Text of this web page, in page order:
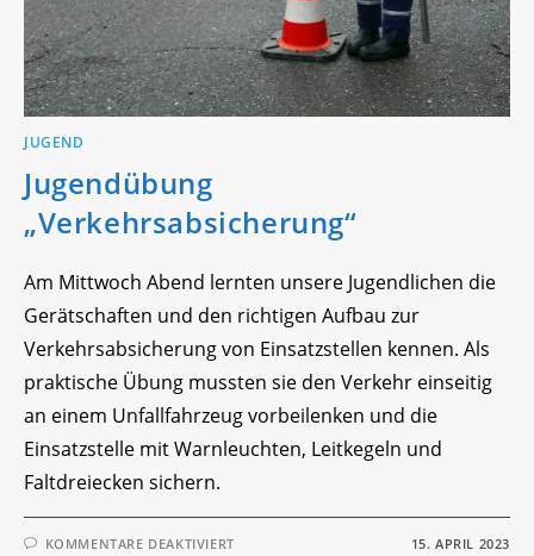
JUGEND
Jugendübung
„Verkehrsabsicherung“
Am Mittwoch Abend lernten unsere Jugendlichen die
Gerätschaften und den richtigen Aufbau zur
Verkehrsabsicherung von Einsatzstellen kennen. Als
praktische Übung mussten sie den Verkehr einseitig
an einem Unfallfahrzeug vorbeilenken und die
Einsatzstelle mit Warnleuchten, Leitkegeln und
Faltdreiecken sichern.
KOMMENTARE DEAKTIVIERTFÜR 15. APRIL 2023